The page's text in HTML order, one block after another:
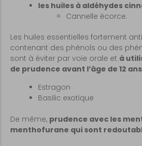
les huiles à aldéhydes
Cannelle écorce.
Les huiles essentielles fortement
contenant des phénols ou des
sont à éviter par voie orale et à
de prudence avant l’âge de 12 ans
Estragon
Basilic exotique
De même, prudence avec les
menthofurane qui sont